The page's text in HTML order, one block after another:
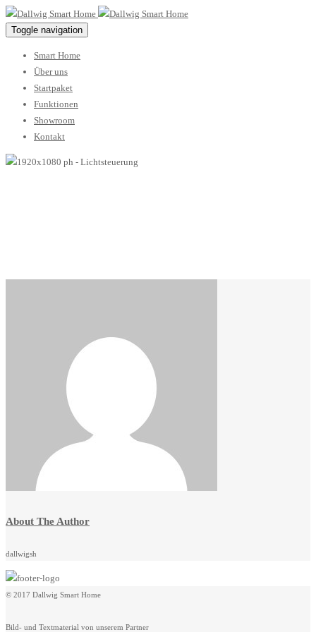
Toggle navigation
Smart Home
Über uns
Startpaket
Funktionen
Showroom
Kontakt
About The Author
dallwigsh
© 2017 Dallwig Smart Home
Bild- und Textmaterial von unserem Partner